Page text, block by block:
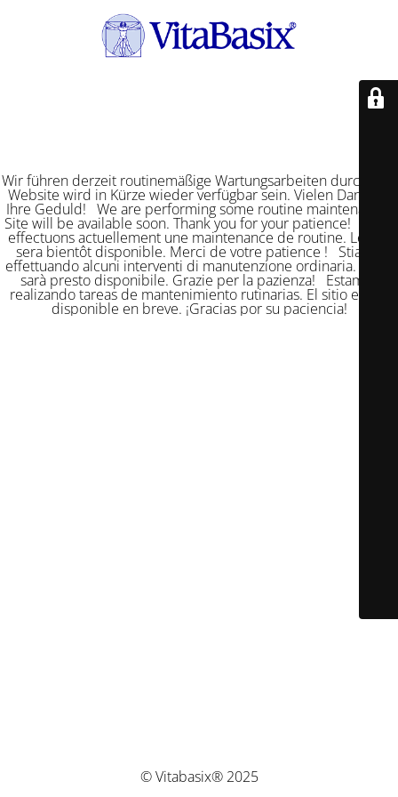
Wir führen derzeit routinemäßige Wartungsarbeiten durch. Die
Website wird in Kürze wieder verfügbar sein. Vielen Dank für
Ihre Geduld! We are performing some routine maintenance.
Site will be available soon. Thank you for your patience! Nous
effectuons actuellement une maintenance de routine. Le site
sera bientôt disponible. Merci de votre patience ! Stiamo
effettuando alcuni interventi di manutenzione ordinaria. Il sito
sarà presto disponibile. Grazie per la pazienza! Estamos
realizando tareas de mantenimiento rutinarias. El sitio estará
disponible en breve. ¡Gracias por su paciencia!
© Vitabasix® 2025